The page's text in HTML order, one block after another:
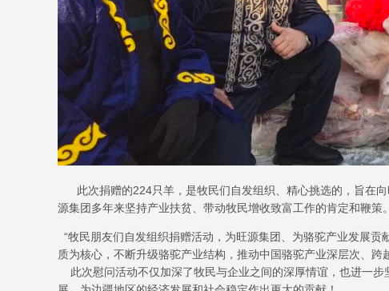
此次捐赠的224只羊，是牧民们自发组织、精心挑选的，旨在向
源集团多年来坚持产业扶贫、带动牧民增收致富工作的肯定和鞭策。
“牧民朋友们自发组织捐赠活动，为旺源集团、为骆驼产业发展
质为核心，不断升级骆驼产业结构，推动中国骆驼产业深层次、
此次慰问活动不仅加深了牧民与企业之间的深厚情谊，也进一步